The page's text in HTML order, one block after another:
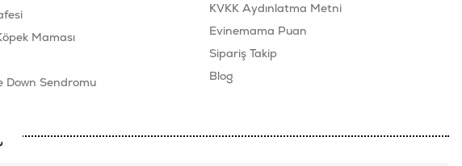
(IU/kg)
Maması
Down Sendromu
KVKK Aydınlatma Metni
Evinemama Puan
Sipariş Takip
Blog